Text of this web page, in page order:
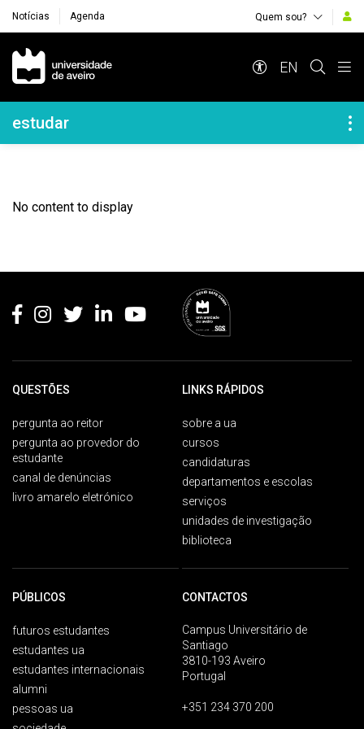
Notícias Agenda Quem sou?
Navegação Principal
EN
Navegação Lateral
estudar
No content to display
QUESTÕES
pergunta ao reitor
pergunta ao provedor do
estudante
canal de denúncias
livro amarelo eletrónico
LINKS RÁPIDOS
sobre a ua
cursos
candidaturas
departamentos e escolas
serviços
unidades de investigação
biblioteca
PÚBLICOS
futuros estudantes
estudantes ua
estudantes internacionais
alumni
pessoas ua
CONTACTOS
Campus Universitário de
Santiago
3810-193 Aveiro
Portugal
+351 234 370 200